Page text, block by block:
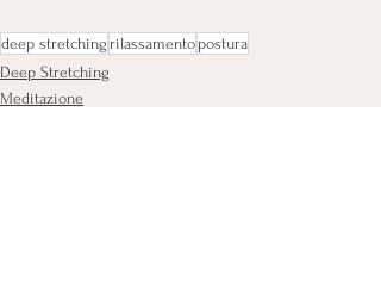
deep stretching rilassamento postura
Deep Stretching
Meditazione